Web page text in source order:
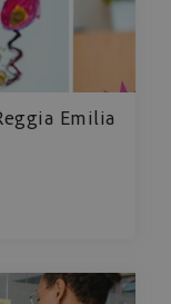
Emilia